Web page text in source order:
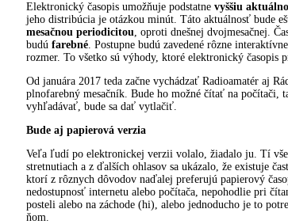
Elektronický časopis umožňuje podstatne vyššiu
jeho distribúcia je otázkou minút. Táto aktuálnosť bude
mesačnou periodicitou, oproti dnešnej dvojmesačnej.
budú farebné. Postupne budú zavedené rôzne
rozmer. To všetko sú výhody, ktoré elektronický časopis
Od januára 2017 teda začne vychádzať Radioamatér aj
plnofarebný mesačník. Bude ho možné čítať na počítači,
vyhľadávať, bude sa dať vytlačiť.
Bude aj papierová verzia
Veľa ľudí po elektronickej verzii volalo, žiadalo ju. Tí
stretnutiach a z ďalších ohlasov sa ukázalo, že existuje
ktorí z rôznych dôvodov naďalej preferujú papierový
nedostupnosť internetu alebo počítača, nepohodlie pri
posteli alebo na záchode (hi), alebo jednoducho je to
ňom.